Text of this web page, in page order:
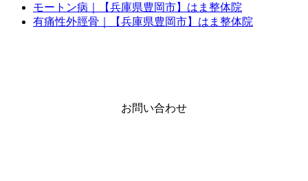
モートン病｜【兵庫県豊岡市】はま整体院
有痛性外脛骨｜【兵庫県豊岡市】はま整体院
お問い合わせ